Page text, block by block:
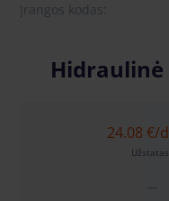
Įrangos kodas:
24.08 €/